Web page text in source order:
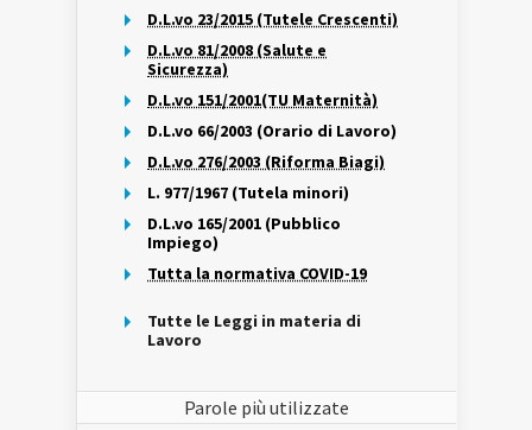
D.L.vo 23/2015 (Tutele Crescenti)
D.L.vo 81/2008 (Salute e
Sicurezza)
D.L.vo 151/2001(TU Maternità)
D.L.vo 66/2003 (Orario di Lavoro)
D.L.vo 276/2003 (Riforma Biagi)
L. 977/1967 (Tutela minori)
D.L.vo 165/2001 (Pubblico
Impiego)
Tutta la normativa COVID-19
Tutte le Leggi in materia di
Lavoro
Parole più utilizzate